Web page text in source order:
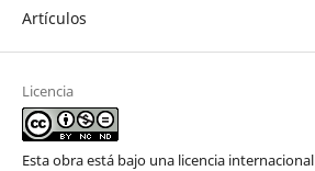
Artículos
Licencia
Esta obra está bajo una licencia internacional